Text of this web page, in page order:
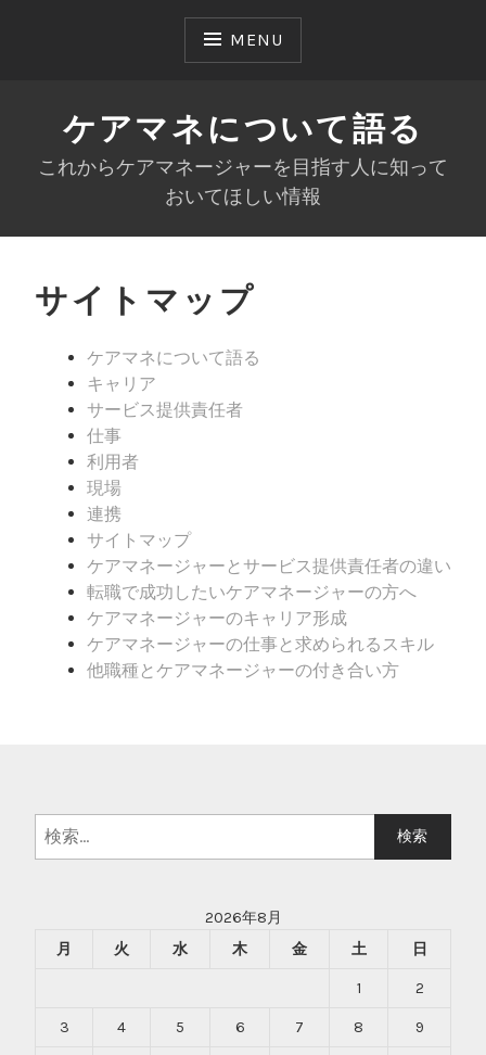
MENU
ケアマネについて語る
これからケアマネージャーを目指す人に知って
おいてほしい情報
サイトマップ
ケアマネについて語る
キャリア
サービス提供責任者
仕事
利用者
現場
連携
サイトマップ
ケアマネージャーとサービス提供責任者の違い
転職で成功したいケアマネージャーの方へ
ケアマネージャーのキャリア形成
ケアマネージャーの仕事と求められるスキル
他職種とケアマネージャーの付き合い方
検
索:
2026年8月
月
火 水 木 金 土 日
1 2
3 4 5 6 7 8 9